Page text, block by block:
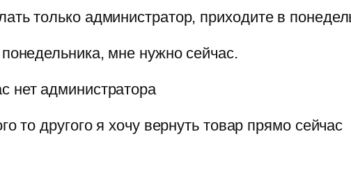
только администратор, приходите в
мне нужно сейчас.
нет администратора
то другого я хочу вернуть товар прямо сейчас